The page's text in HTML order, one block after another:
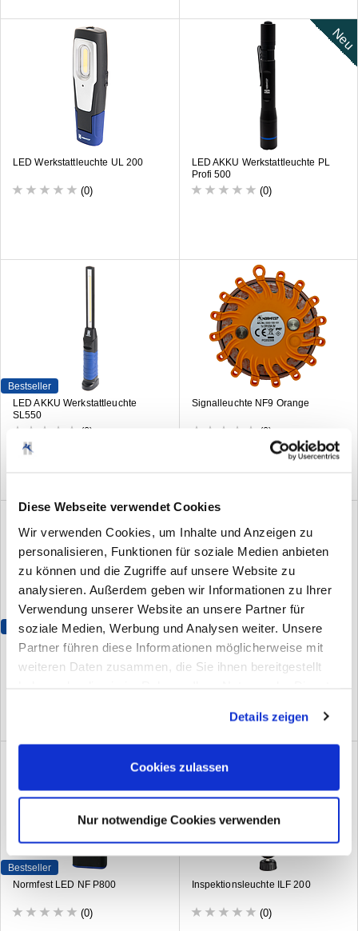
Diese Webseite verwendet Cookies
Wir verwenden Cookies, um Inhalte und Anzeigen zu
personalisieren, Funktionen für soziale Medien anbieten
zu können und die Zugriffe auf unsere Website zu
analysieren. Außerdem geben wir Informationen zu Ihrer
Verwendung unserer Website an unsere Partner für
soziale Medien, Werbung und Analysen weiter. Unsere
Partner führen diese Informationen möglicherweise mit
weiteren Daten zusammen, die Sie ihnen bereitgestellt
Cookies, wenn Sie unsere Webseite weiterhin nutzen.
Details zeigen
Cookies zulassen
Nur notwendige Cookies verwenden
LED Werkstattleuchte UL 200
(0)
Neu
LED AKKU Werkstattleuchte PL
Profi 500
(0)
Bestseller
LED AKKU Werkstattleuchte
SL550
(0)
Signalleuchte NF9 Orange
(0)
Bestseller
LED AKKU Werkstattleuchte
(1)
LED Arbeitsscheinwerfer Mini 740
(0)
Bestseller
Normfest LED NF P800
(0)
Inspektionsleuchte ILF 200
(0)